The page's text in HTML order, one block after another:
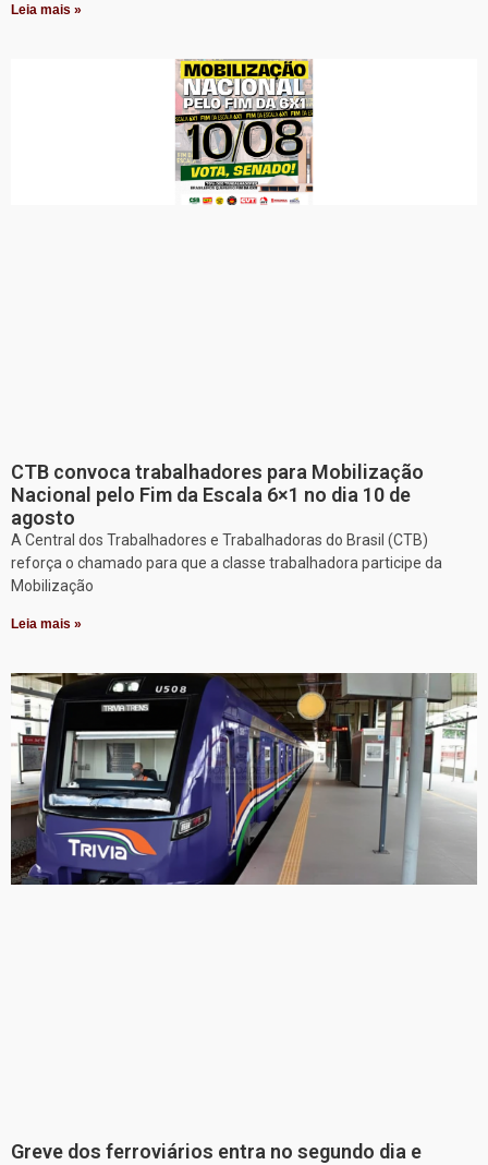
Leia mais »
CTB convoca trabalhadores para Mobilização
Nacional pelo Fim da Escala 6×1 no dia 10 de
agosto
A Central dos Trabalhadores e Trabalhadoras do Brasil (CTB)
reforça o chamado para que a classe trabalhadora participe da
Mobilização
Leia mais »
Greve dos ferroviários entra no segundo dia e